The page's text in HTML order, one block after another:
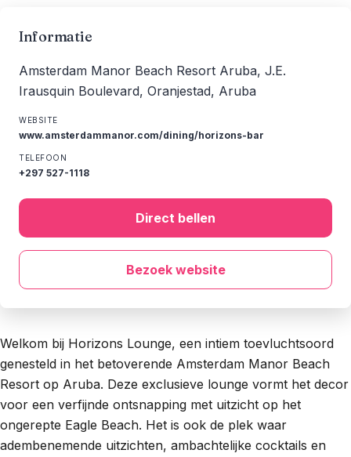
Welkom bij Horizons Lounge, een intiem toevluchtsoord
genesteld in het betoverende Amsterdam Manor Beach
Resort op Aruba. Deze exclusieve lounge vormt het decor
voor een verfijnde ontsnapping met uitzicht op het
ongerepte Eagle Beach. Het is ook de plek waar
adembenemende uitzichten, ambachtelijke cocktails en
Informatie
Amsterdam Manor Beach Resort Aruba, J.E.
Irausquin Boulevard, Oranjestad, Aruba
WEBSITE
www.amsterdammanor.com/dining/horizons-bar
TELEFOON
+297 527-1118
Direct bellen
Bezoek website